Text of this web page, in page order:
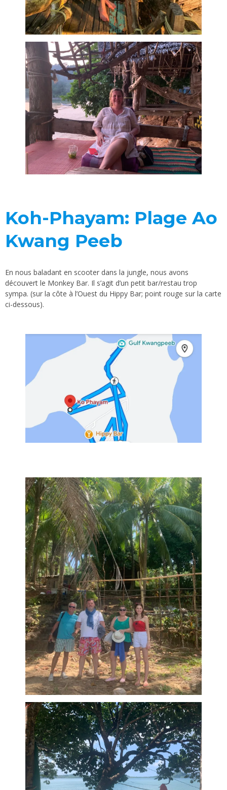
Koh-Phayam: Plage Ao
Kwang Peeb
En nous baladant en scooter dans la jungle, nous avons
découvert le Monkey Bar. Il s’agit d’un petit bar/restau trop
sympa. (sur la côte à l’Ouest du Hippy Bar; point rouge sur la carte
ci-dessous).